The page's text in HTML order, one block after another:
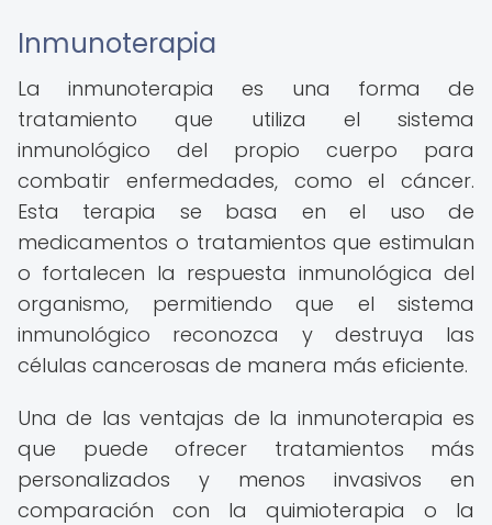
Inmunoterapia
La inmunoterapia es una forma de
tratamiento que utiliza el sistema
inmunológico del propio cuerpo para
combatir enfermedades, como el cáncer.
Esta terapia se basa en el uso de
medicamentos o tratamientos que estimulan
o fortalecen la respuesta inmunológica del
organismo, permitiendo que el sistema
inmunológico reconozca y destruya las
células cancerosas de manera más eficiente.
Una de las ventajas de la inmunoterapia es
que puede ofrecer tratamientos más
personalizados y menos invasivos en
comparación con la quimioterapia o la